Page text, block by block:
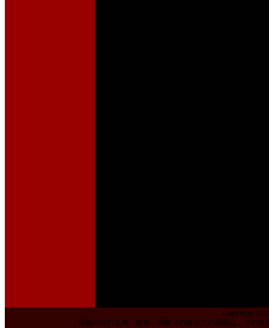
Copyright
掲載内容の文章・価格・画像その他全ての情報は、その